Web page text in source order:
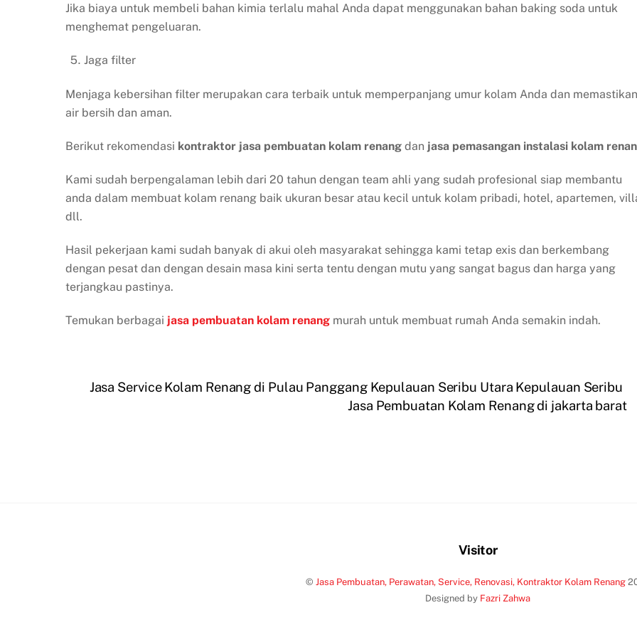
Jika biaya untuk membeli bahan kimia terlalu mahal Anda dapat menggunakan bahan baking soda untuk
menghemat pengeluaran.
Jaga filter
Menjaga kebersihan filter merupakan cara terbaik untuk memperpanjang umur kolam Anda dan memastikan
air bersih dan aman.
Berikut rekomendasi kontraktor jasa pembuatan kolam renang dan jasa pemasangan instalasi kolam
Kami sudah berpengalaman lebih dari 20 tahun dengan team ahli yang sudah profesional siap membantu
anda dalam membuat kolam renang baik ukuran besar atau kecil untuk kolam pribadi, hotel, apartemen,
dll.
Hasil pekerjaan kami sudah banyak di akui oleh masyarakat sehingga kami tetap exis dan berkembang
dengan pesat dan dengan desain masa kini serta tentu dengan mutu yang sangat bagus dan harga yang
terjangkau pastinya.
Temukan berbagai jasa pembuatan kolam renang murah untuk membuat rumah Anda semakin indah.
Jasa Service Kolam Renang di Pulau Panggang Kepulauan Seribu Utara Kepulauan Seribu
Jasa Pembuatan Kolam Renang di jakarta barat
Visitor
© Jasa Pembuatan, Perawatan, Service, Renovasi, Kontraktor Kolam Renang
Designed by Fazri Zahwa